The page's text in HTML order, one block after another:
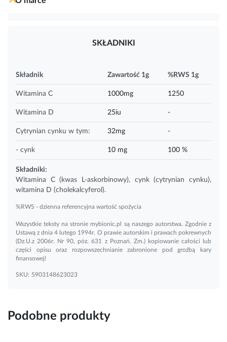
SKŁADNIKI
Składnik Zawartość 1g %RWS 1g
Witamina C 1000mg 1250
Witamina D 25iu -
Cytrynian cynku w tym: 32mg -
- cynk 10 mg 100 %
Składniki:
Witamina C (kwas L-askorbinowy), cynk (cytrynian cynku),
witamina D (cholekalcyferol).
%RWS - dzienna referencyjna wartość spożycia
Wszystkie teksty na stronie mybionic.pl są naszego autorstwa. Zgodnie z
Ustawą z dnia 4 lutego 1994r. O prawie autorskim i prawach pokrewnych
(Dz.U.z 2006r. Nr 90, póz. 631 z Poznań. Zm.) kopiowanie całości lub
części opisu oraz rozpowszechnianie zabronione pod groźbą kary
finansowej!
SKU: 5903148623023
Podobne produkty